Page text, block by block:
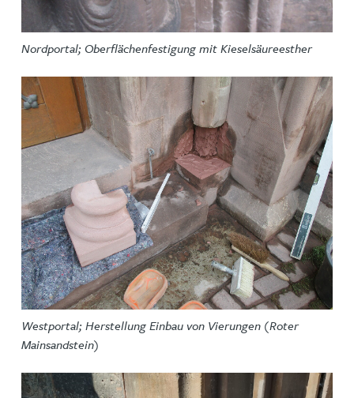
Nordportal; Oberflächenfestigung mit Kieselsäureesther
Westportal; Herstellung Einbau von Vierungen (Roter
Mainsandstein)